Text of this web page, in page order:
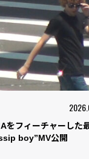
をフィーチャーした
boy”MV公開